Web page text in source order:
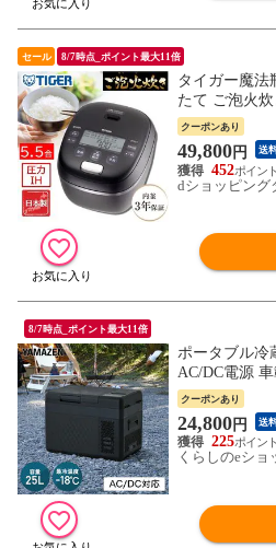
セール 8/7時点_ポイント最大11倍
タイガー魔法
たて ご泡火
釜 5.5合炊き
0-KO
クーポンあり
49,800円 送
452
dショッピング
8/7時点_ポイント最大11倍
ポータブル冷
AC/DC電源
急速冷凍 コン
ミニ冷蔵庫 小
ンプ セカンド
料無料】
クーポンあり
24,800円 送
225
くらしのeショ